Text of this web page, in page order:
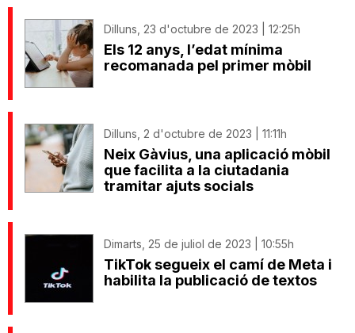
Dilluns, 23 d'octubre de 2023 | 12:25h
Els 12 anys, l’edat mínima
recomanada pel primer mòbil
Dilluns, 2 d'octubre de 2023 | 11:11h
Neix Gàvius, una aplicació mòbil
que facilita a la ciutadania
tramitar ajuts socials
Dimarts, 25 de juliol de 2023 | 10:55h
TikTok segueix el camí de Meta i
habilita la publicació de textos